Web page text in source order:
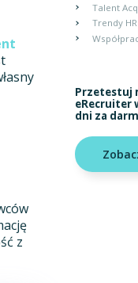
z
Talent
Trendy HR
Przetestuj
eRecruiter
dni za